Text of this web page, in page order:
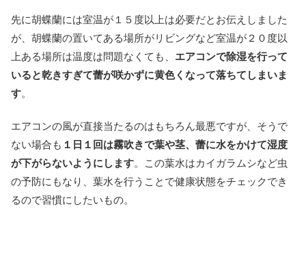
先に胡蝶蘭には室温が１５度以上は必要だとお伝えしました
が、胡蝶蘭の置いてある場所がリビングなど室温が２０度以
上ある場所は温度は問題なくても、 エアコンで除湿を行って
いると乾きすぎて蕾が咲かずに黄色くなって落ちてしまいま
す。
エアコンの風が直接当たるのはもちろん最悪ですが、そうで
ない場合も １日１回は霧吹きで葉や茎、蕾に水をかけて湿度
が下がらないようにします。この葉水はカイガラムシなど虫
の予防にもなり、葉水を行うことで健康状態をチェックでき
るので習慣にしたいもの。